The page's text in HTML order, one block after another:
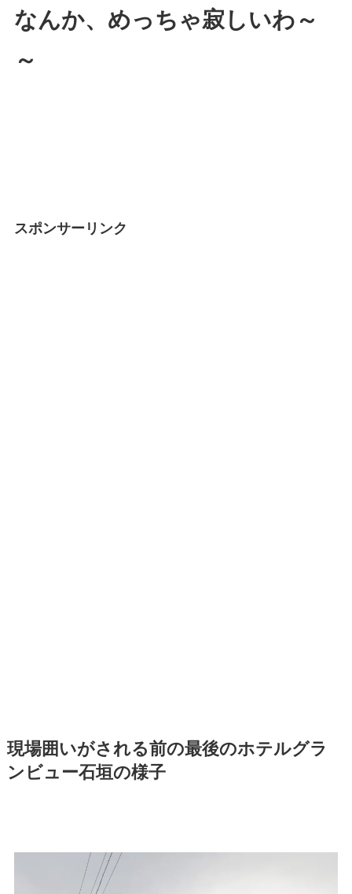
なんか、めっちゃ寂しいわ～
～
スポンサーリンク
現場囲いがされる前の最後のホテルグラ
ンビュー石垣の様子